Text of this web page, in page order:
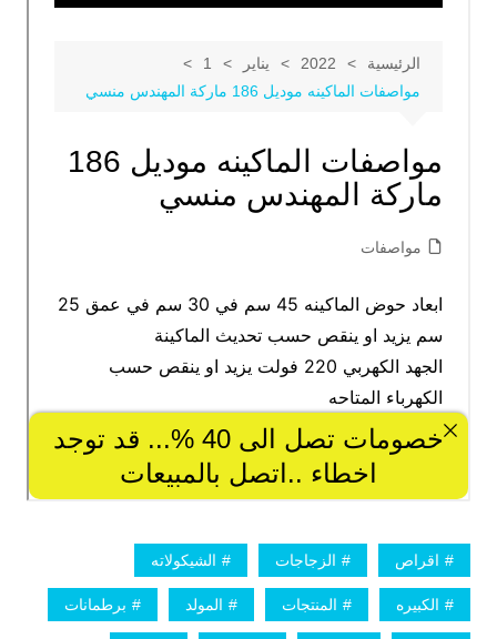
اقراص الزجاجات الشيكولاته
الكبيره المنتجات المولد برطمانات